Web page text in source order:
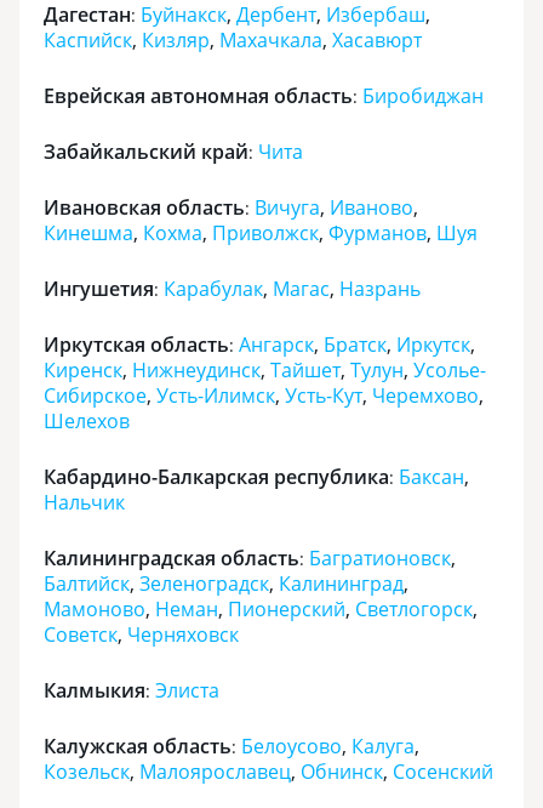
Дагестан: Буйнакск, Дербент, Избербаш,
Каспийск, Кизляр, Махачкала, Хасавюрт
Еврейская автономная область: Биробиджан
Забайкальский край: Чита
Ивановская область: Вичуга, Иваново,
Кинешма, Кохма, Приволжск, Фурманов, Шуя
Ингушетия: Карабулак, Магас, Назрань
Иркутская область: Ангарск, Братск, Иркутск,
Киренск, Нижнеудинск, Тайшет, Тулун, Усолье-
Сибирское, Усть-Илимск, Усть-Кут, Черемхово,
Шелехов
Кабардино-Балкарская республика: Баксан,
Нальчик
Калининградская область: Багратионовск,
Балтийск, Зеленоградск, Калининград,
Мамоново, Неман, Пионерский, Светлогорск,
Советск, Черняховск
Калмыкия: Элиста
Калужская область: Белоусово, Калуга,
Козельск, Малоярославец, Обнинск, Сосенский